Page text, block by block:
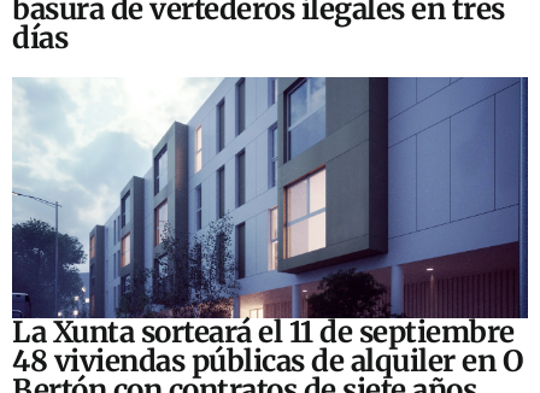
basura de vertederos ilegales en tres
días
La Xunta sorteará el 11 de septiembre
48 viviendas públicas de alquiler en O